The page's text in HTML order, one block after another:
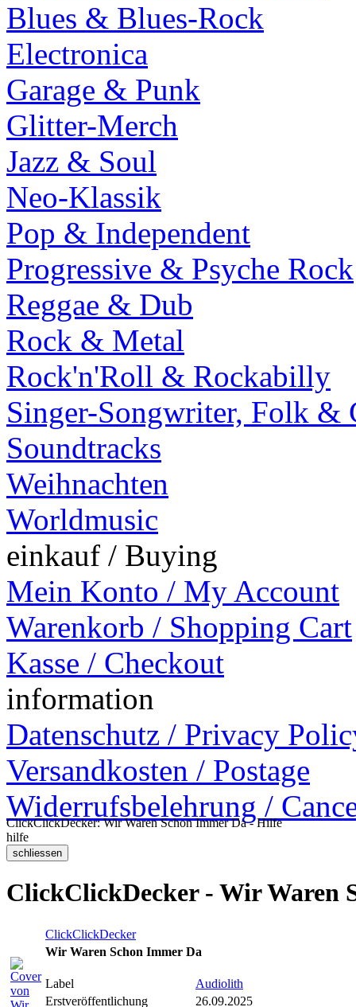
Blues & Blues-Rock
Electronica
Garage & Punk
Glitter-Merch
Jazz & Soul
Neo-Klassik
Pop & Independent
Progressive & Psyche Rock
Reggae & Dub
Rock & Metal
Rock'n'Roll & Rockabilly
Singer-Songwriter, Folk &
Soundtracks
Weihnachten
Worldmusic
einkauf / Buying
Mein Konto / My Account
Warenkorb / Shopping Cart
Kasse / Checkout
information
Datenschutz / Privacy
Versandkosten / Postage
Widerrufsbelehrung /
ClickClickDecker: Wir Waren Schon Immer Da - Hilfe
hilfe
ClickClickDecker - Wir Waren
ClickClickDecker
Wir Waren Schon Immer Da
Label
Audiolith
Erstveröffentlichung
26.09.2025